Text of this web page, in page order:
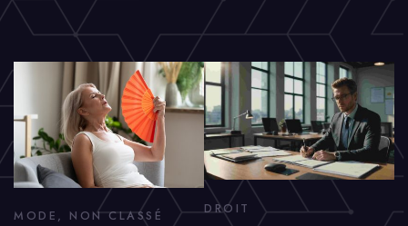
MODE , NON CLASSÉ DROIT